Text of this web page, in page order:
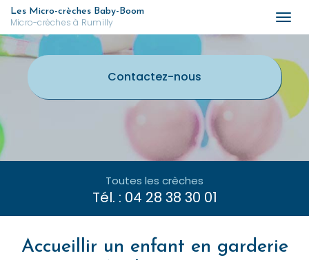
Aller
au
contenu
principal
Les Micro-crèches Baby-Boom
Micro-crèches à Rumilly
Contactez-nous
Toutes les crèches
Tél. : 04 28 38 30 01
Accueillir un enfant en garderie